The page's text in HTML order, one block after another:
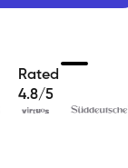
Rated
4.8/5